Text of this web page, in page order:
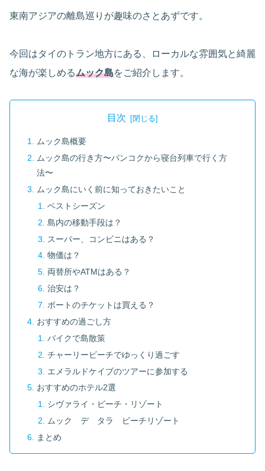
東南アジアの離島巡りが趣味のさとあずです。
今回はタイのトラン地方にある、ローカルな雰囲気と綺麗
な海が楽しめるムック島をご紹介します。
目次
ムック島概要
ムック島の行き方〜バンコクから寝台列車で行く方
法〜
ムック島にいく前に知っておきたいこと
ベストシーズン
島内の移動手段は？
スーパー、コンビニはある？
物価は？
両替所やATMはある？
治安は？
ボートのチケットは買える？
おすすめの過ごし方
バイクで島散策
チャーリービーチでゆっくり過ごす
エメラルドケイブのツアーに参加する
おすすめのホテル2選
シヴァライ・ビーチ・リゾート
ムック デ タラ ビーチリゾート
まとめ